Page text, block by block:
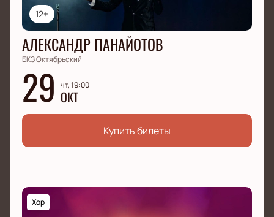
12+
АЛЕКСАНДР ПАНАЙОТОВ
БКЗ Октябрьский
29 чт, 19:00
ОКТ
Купить билеты
Хор